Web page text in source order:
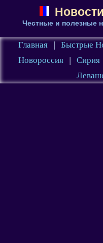
Честные и полезные
Главная | Быстрые
Новороссия
| Сирия